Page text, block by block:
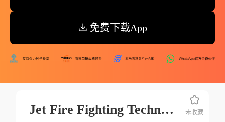
免费下载App
Jet Fire Fighting Technologies Corp. 未收藏